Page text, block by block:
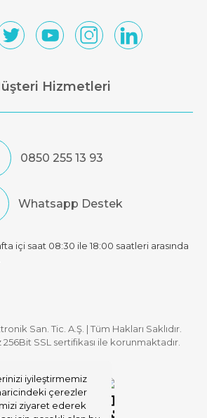
iyileştirmemiz
çerezler
ziyaret ederek
Hizmetleri
0850 255 13 93
Whatsapp Destek
içi saat 08:30 ile 18:00 saatleri arasında
San. Tic. A.Ş. | Tüm Hakları Saklıdır.
SSL sertifikası ile korunmaktadır.